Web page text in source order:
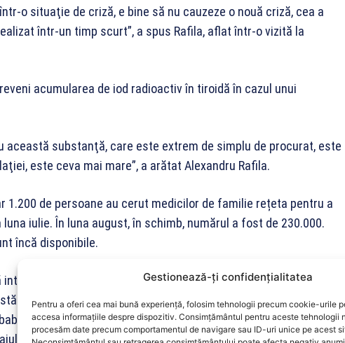
Gestionează-ți confidențialitatea
Pentru a oferi cea mai bună experiență, folosim tehnologii precum cookie-urile
accesa informațiile despre dispozitiv. Consimțământul pentru aceste tehnologii
procesăm date precum comportamentul de navigare sau ID-uri unice pe acest
o situaţie de criză, e bine să nu cauzeze o nouă criză, cea a
într-un timp scurt”, a spus Rafila, aflat într-o vizită la
acumularea de iod radioactiv în tiroidă în cazul unui
această substanţă, care este extrem de simplu de procurat, este
este ceva mai mare”, a arătat Alexandru Rafila.
1.200 de persoane au cerut medicilor de familie rețeta pentru a
iulie. În luna august, în schimb, numărul a fost de 230.000.
încă disponibile.
să creez panică, dar un comportament responsabil cred
această posibilitate de a avea iodura de potasiu la domiciliu și
știu să facă diferența asta. Orice lucru se poate întâmpla.
care poate duce la acel eveniment nefericit e totuși